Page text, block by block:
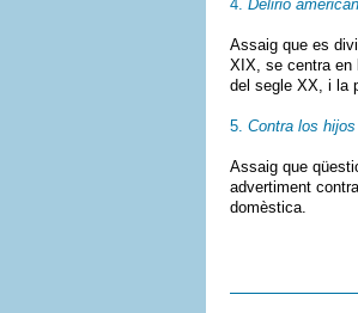
4. Delirio
Assaig que es
XIX, se centra en
del segle XX, i la
5. Contra los hijos
Assaig que
advertiment
domèstica.